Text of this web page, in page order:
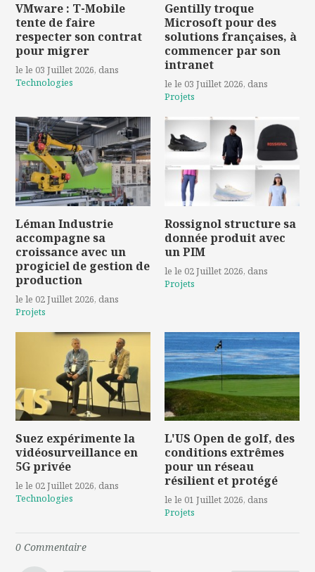
VMware : T-Mobile
tente de faire
respecter son contrat
pour migrer
le le 03 Juillet 2026, dans
Technologies
Gentilly troque
Microsoft pour des
solutions françaises, à
commencer par son
intranet
le le 03 Juillet 2026, dans
Projets
Léman Industrie
accompagne sa
croissance avec un
progiciel de gestion de
production
le le 02 Juillet 2026, dans
Projets
Rossignol structure sa
donnée produit avec
un PIM
le le 02 Juillet 2026, dans
Projets
Suez expérimente la
vidéosurveillance en
5G privée
le le 02 Juillet 2026, dans
Technologies
L'US Open de golf, des
conditions extrêmes
pour un réseau
résilient et protégé
le le 01 Juillet 2026, dans
Projets
0 Commentaire